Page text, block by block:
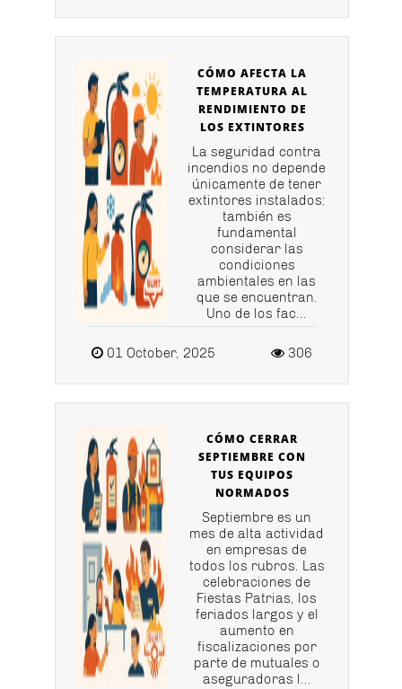
CÓMO AFECTA LA
TEMPERATURA AL
RENDIMIENTO DE
LOS EXTINTORES
La seguridad contra
incendios no depende
únicamente de tener
extintores instalados:
también es
fundamental
considerar las
condiciones
ambientales en las
que se encuentran.
Uno de los fac...
01 October, 2025 306
CÓMO CERRAR
SEPTIEMBRE CON
TUS EQUIPOS
NORMADOS
Septiembre es un
mes de alta actividad
en empresas de
todos los rubros. Las
celebraciones de
Fiestas Patrias, los
feriados largos y el
aumento en
fiscalizaciones por
parte de mutuales o
aseguradoras l...